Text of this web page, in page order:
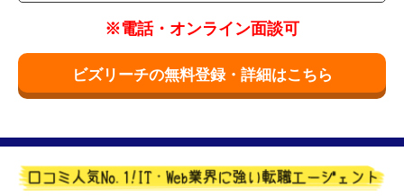
※電話・オンライン面談可
ビズリーチの無料登録・詳細はこちら